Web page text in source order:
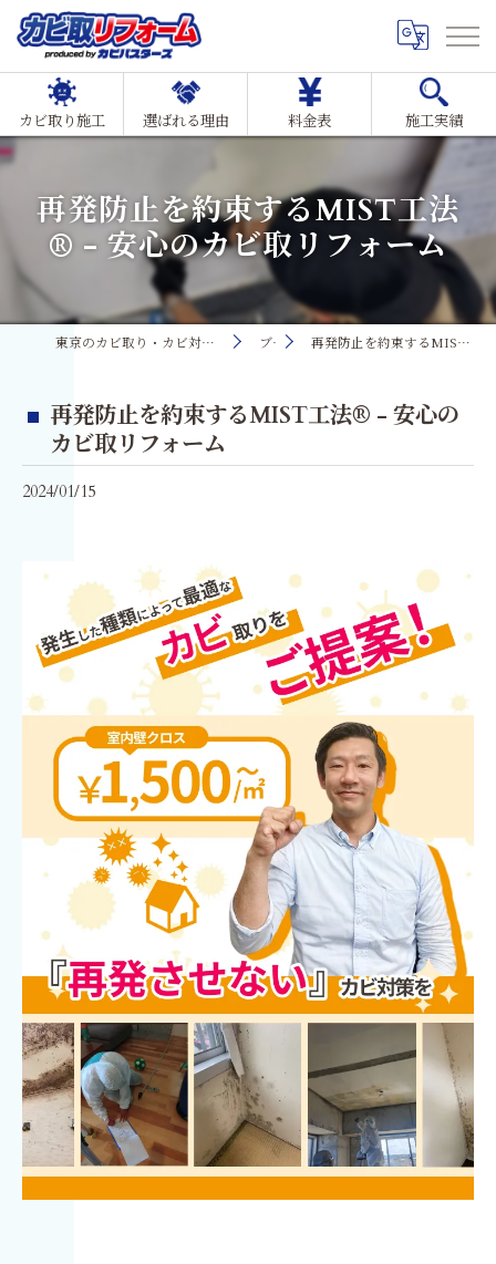
カビ取り施工 選ばれる理由 料金表 施工実績
再発防止を約束するMIST工法
® - 安心のカビ取リフォーム
東京のカビ取り・カビ対策ならMIST工法®カビ取リフォーム ブログ 再発防止を約束するMIST工法® - 安心のカビ取リフォーム
再発防止を約束するMIST工法® - 安心の
カビ取リフォーム
2024/01/15